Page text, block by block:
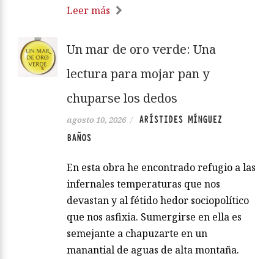
Leer más
Un mar de oro verde: Una
lectura para mojar pan y
chuparse los dedos
agosto 10, 2026 /
ARÍSTIDES MÍNGUEZ
BAÑOS
En esta obra he encontrado refugio a las
infernales temperaturas que nos
devastan y al fétido hedor sociopolítico
que nos asfixia. Sumergirse en ella es
semejante a chapuzarte en un
manantial de aguas de alta montaña.